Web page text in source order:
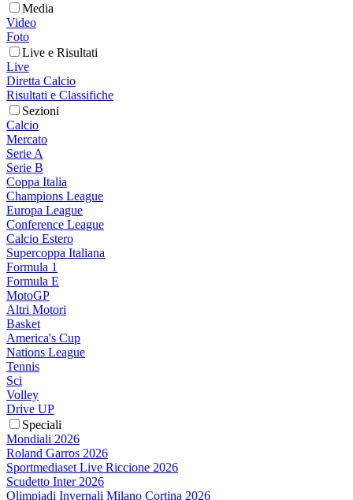
Media
Video
Foto
Live e Risultati
Live
Diretta Calcio
Risultati e Classifiche
Sezioni
Calcio
Mercato
Serie A
Serie B
Coppa Italia
Champions League
Europa League
Conference League
Calcio Estero
Supercoppa Italiana
Formula 1
Formula E
MotoGP
Altri Motori
Basket
America's Cup
Nations League
Tennis
Sci
Volley
Drive UP
Speciali
Mondiali 2026
Roland Garros 2026
Sportmediaset Live Riccione 2026
Scudetto Inter 2026
Olimpiadi Invernali Milano Cortina 2026